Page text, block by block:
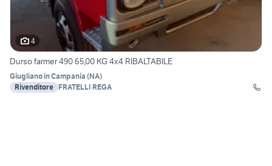
4
Durso farmer 490 65,00 KG 4x4 RIBALTABILE
Giugliano in Campania (NA)
Rivenditore FRATELLI REGA